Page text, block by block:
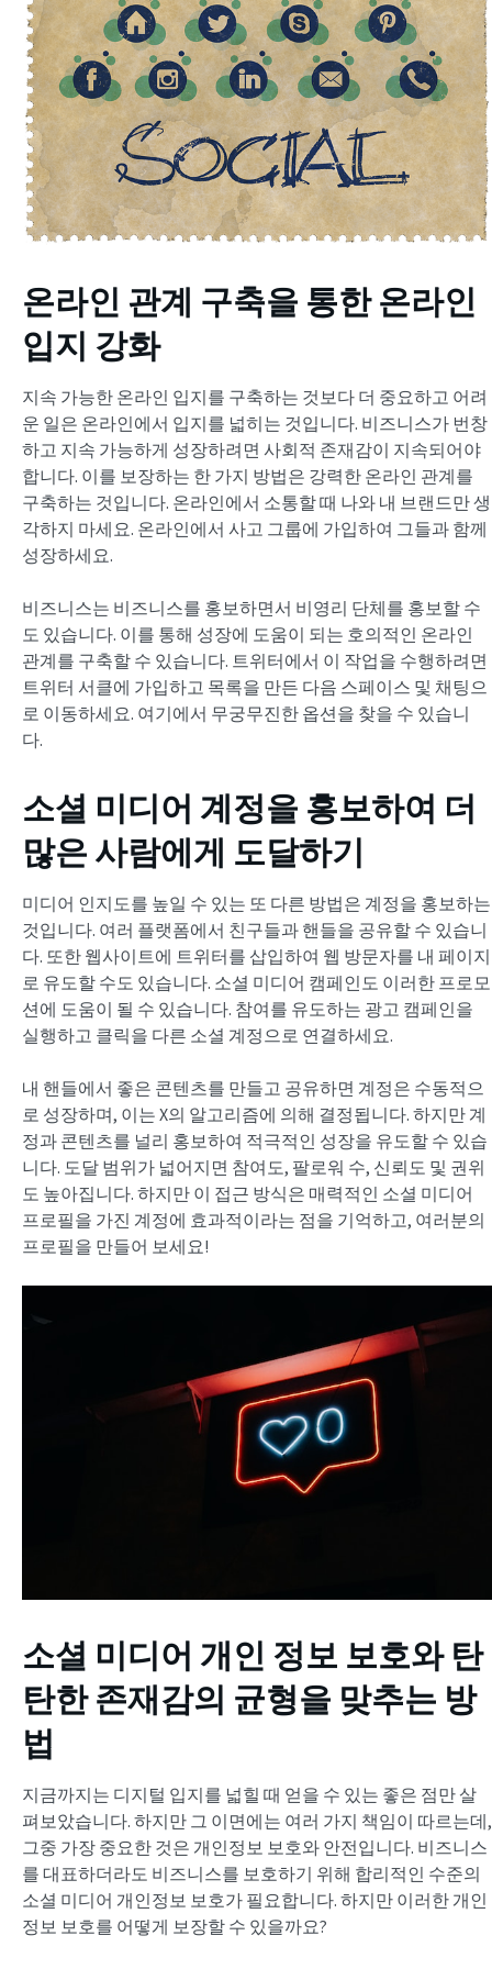
온라인 관계 구축을 통한 온라인
입지 강화
지속 가능한 온라인 입지를 구축하는 것보다 더 중요하고 어려
운 일은 온라인에서 입지를 넓히는 것입니다. 비즈니스가 번창
하고 지속 가능하게 성장하려면 사회적 존재감이 지속되어야
합니다. 이를 보장하는 한 가지 방법은 강력한 온라인 관계를
구축하는 것입니다. 온라인에서 소통할 때 나와 내 브랜드만 생
각하지 마세요. 온라인에서 사고 그룹에 가입하여 그들과 함께
성장하세요.
비즈니스는 비즈니스를 홍보하면서 비영리 단체를 홍보할 수
도 있습니다. 이를 통해 성장에 도움이 되는 호의적인 온라인
관계를 구축할 수 있습니다. 트위터에서 이 작업을 수행하려면
트위터 서클에 가입하고 목록을 만든 다음 스페이스 및 채팅으
로 이동하세요. 여기에서 무궁무진한 옵션을 찾을 수 있습니
다.
소셜 미디어 계정을 홍보하여 더
많은 사람에게 도달하기
미디어 인지도를 높일 수 있는 또 다른 방법은 계정을 홍보하는
것입니다. 여러 플랫폼에서 친구들과 핸들을 공유할 수 있습니
다. 또한 웹사이트에 트위터를 삽입하여 웹 방문자를 내 페이지
로 유도할 수도 있습니다. 소셜 미디어 캠페인도 이러한 프로모
션에 도움이 될 수 있습니다. 참여를 유도하는 광고 캠페인을
실행하고 클릭을 다른 소셜 계정으로 연결하세요.
내 핸들에서 좋은 콘텐츠를 만들고 공유하면 계정은 수동적으
로 성장하며, 이는 X의 알고리즘에 의해 결정됩니다. 하지만 계
정과 콘텐츠를 널리 홍보하여 적극적인 성장을 유도할 수 있습
니다. 도달 범위가 넓어지면 참여도, 팔로워 수, 신뢰도 및 권위
도 높아집니다. 하지만 이 접근 방식은 매력적인 소셜 미디어
프로필을 가진 계정에 효과적이라는 점을 기억하고, 여러분의
프로필을 만들어 보세요!
소셜 미디어 개인 정보 보호와 탄
탄한 존재감의 균형을 맞추는 방
법
지금까지는 디지털 입지를 넓힐 때 얻을 수 있는 좋은 점만 살
펴보았습니다. 하지만 그 이면에는 여러 가지 책임이 따르는데,
그중 가장 중요한 것은 개인정보 보호와 안전입니다. 비즈니스
를 대표하더라도 비즈니스를 보호하기 위해 합리적인 수준의
소셜 미디어 개인정보 보호가 필요합니다. 하지만 이러한 개인
정보 보호를 어떻게 보장할 수 있을까요?